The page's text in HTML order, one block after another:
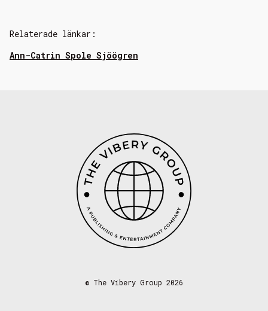
Relaterade länkar:
Ann-Catrin Spole Sjöögren
© The Vibery Group 2026